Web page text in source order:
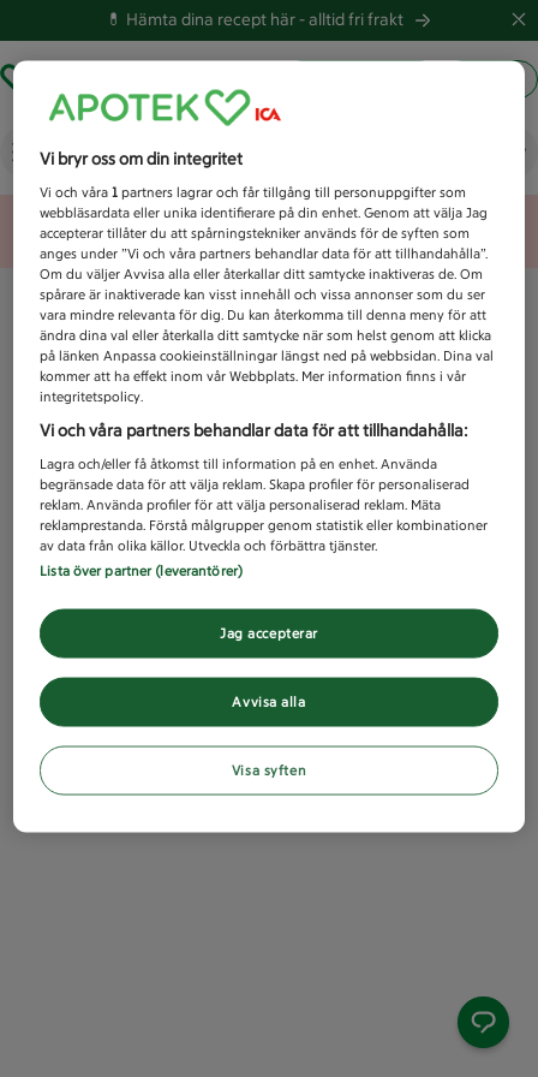
💊 Hämta dina recept här -alltid fri frakt
Vad letar du efter idag?
Unknown error
Vi bryr oss om din integritet
Vi och våra1 partners lagrar och får tillgång till personuppgifter som
webbläsardata eller unika identifierare på din enhet. Genom att välja Jag
accepterar tillåter du att spårningstekniker används för de syften som
anges under ”Vi och våra partners behandlar data för att tillhandahålla”.
Om du väljer Avvisa alla eller återkallar ditt samtycke inaktiveras de. Om
spårare är inaktiverade kan visst innehåll och vissa annonser som du ser
vara mindre relevanta för dig. Du kan återkomma till denna meny för att
ändra dina val eller återkalla ditt samtycke när som helst genom att klicka
på länken Anpassa cookieinställningar längst ned på webbsidan. Dina val
kommer att ha effekt inom vår Webbplats. Mer information finns i vår
integritetspolicy.
Vi och våra partners behandlar data för att tillhandahålla:
Lagra och/eller få åtkomst till information på en enhet. Använda
begränsade data för att välja reklam. Skapa profiler för personaliserad
reklam. Använda profiler för att välja personaliserad reklam. Mäta
reklamprestanda. Förstå målgrupper genom statistik eller kombinationer
av data från olika källor. Utveckla och förbättra tjänster.
Lista över partner (leverantörer)
Avvisa alla
Jag accepterar
Visa syften